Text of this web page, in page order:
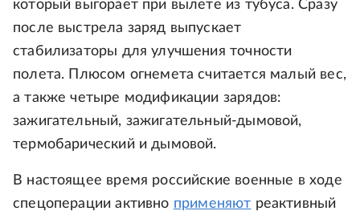
который выгорает при вылете из тубуса. Сразу
после выстрела заряд выпускает
стабилизаторы для улучшения точности
полета. Плюсом огнемета считается малый вес,
а также четыре модификации зарядов:
зажигательный, зажигательный-дымовой,
термобарический и дымовой.
В настоящее время российские военные в ходе
спецоперации активно применяют реактивный